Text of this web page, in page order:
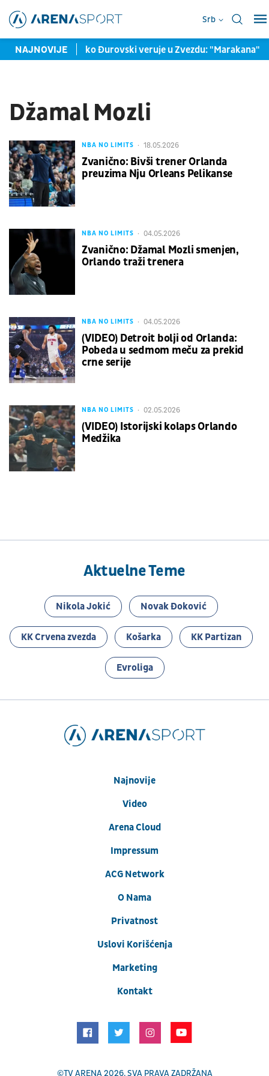
Srb
NAJNOVIJE
igreača Boško Đurovski veruje u Zvezdu: "Marakana"
Džamal Mozli
NBA NO LIMITS 18.05.2026
Zvanično: Bivši trener Orlanda
preuzima Nju Orleans Pelikanse
NBA NO LIMITS 04.05.2026
Zvanično: Džamal Mozli smenjen,
Orlando traži trenera
NBA NO LIMITS 04.05.2026
(VIDEO) Detroit bolji od Orlanda:
Pobeda u sedmom meču za prekid
crne serije
NBA NO LIMITS 02.05.2026
(VIDEO) Istorijski kolaps Orlando
Medžika
Aktuelne Teme
Nikola Jokić Novak Đoković
KK Crvena zvezda Košarka KK Partizan
Evroliga
Najnovije
Video
Arena Cloud
Impressum
ACG Network
O Nama
Privatnost
Uslovi Korišćenja
Marketing
Kontakt
©TV ARENA2026. SVA PRAVA ZADRŽANA